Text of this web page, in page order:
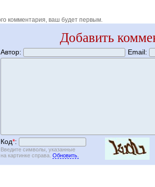
комментария, ваш будет первым.
Добавить
Автор: Email:
Код*:
Введите символы, указанные
на картинке справа. Обновить.